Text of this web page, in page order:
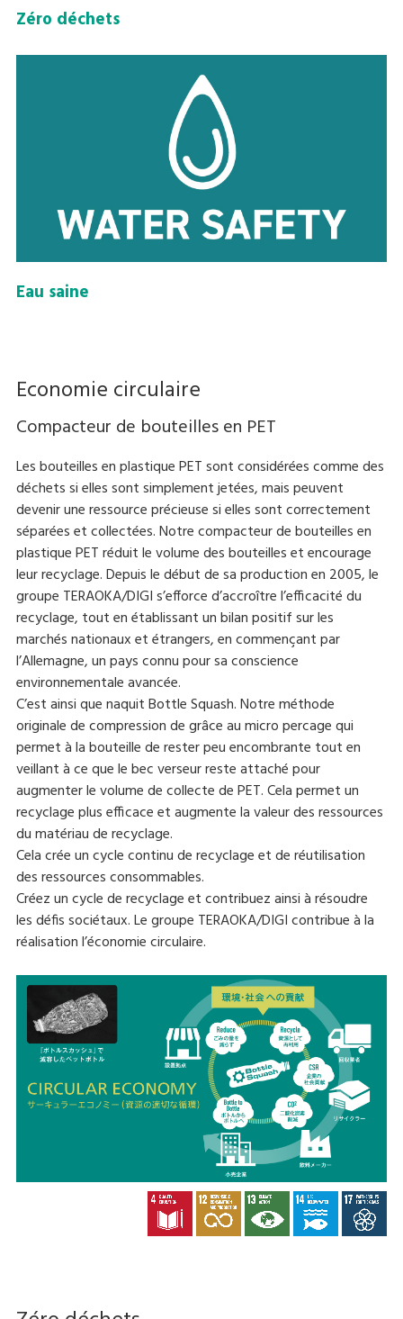
Zéro déchets
Eau saine
Economie circulaire
Compacteur de bouteilles en PET
Les bouteilles en plastique PET sont considérées comme des
déchets si elles sont simplement jetées, mais peuvent
devenir une ressource précieuse si elles sont correctement
séparées et collectées. Notre compacteur de bouteilles en
plastique PET réduit le volume des bouteilles et encourage
leur recyclage. Depuis le début de sa production en 2005, le
groupe TERAOKA/DIGI s’efforce d’accroître l’efficacité du
recyclage, tout en établissant un bilan positif sur les
marchés nationaux et étrangers, en commençant par
l’Allemagne, un pays connu pour sa conscience
environnementale avancée.
C’est ainsi que naquit Bottle Squash. Notre méthode
originale de compression de grâce au micro percage qui
permet à la bouteille de rester peu encombrante tout en
veillant à ce que le bec verseur reste attaché pour
augmenter le volume de collecte de PET. Cela permet un
recyclage plus efficace et augmente la valeur des ressources
du matériau de recyclage.
Cela crée un cycle continu de recyclage et de réutilisation
des ressources consommables.
Créez un cycle de recyclage et contribuez ainsi à résoudre
les défis sociétaux. Le groupe TERAOKA/DIGI contribue à la
réalisation l’économie circulaire.